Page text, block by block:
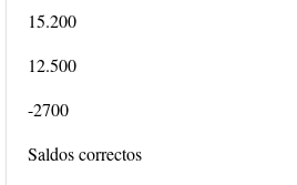
15.200
12.500
-2700
Saldos correctos